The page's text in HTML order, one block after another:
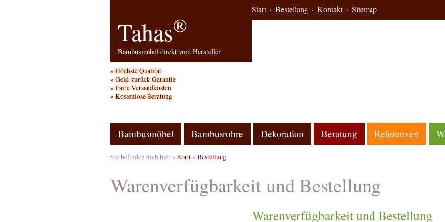
Start Bestellung Kontakt Sitemap
Tahas®
Bambusmöbel direkt vom Hersteller
Höchste Qualität
Geld-zurück-Garantie
Faire Versandkosten
Kostenlose Beratung
Bambusmöbel Bambusrohre Dekoration Beratung Referenzen
Sie befinden Sich hier » Start» Bestellung
Warenverfügbarkeit und Bestellung
Warenverfügbarkeit und Bestellung